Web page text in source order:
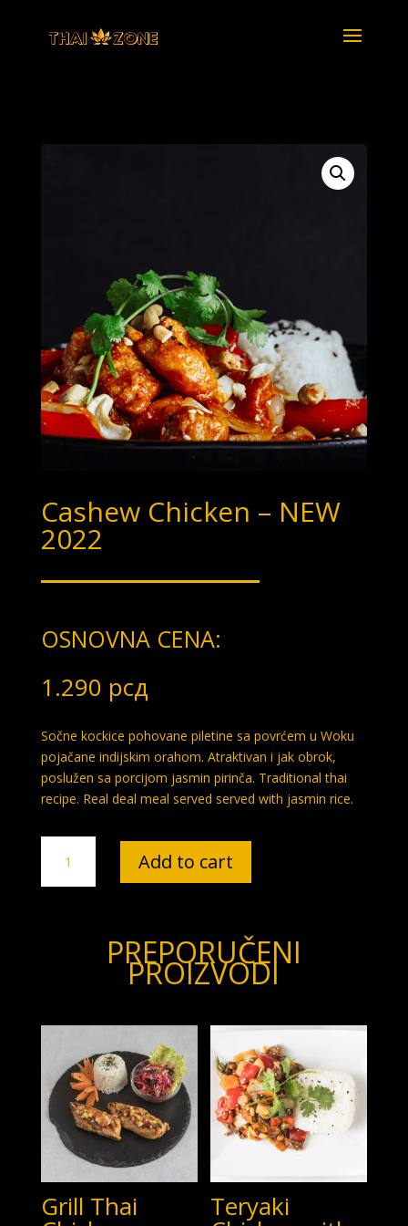
Cashew Chicken – NEW
2022
OSNOVNA CENA:
1.290 рсд
Sočne kockice pohovane piletine sa povrćem u Woku
pojačane indijskim orahom. Atraktivan i jak obrok,
poslužen sa porcijom jasmin pirinča. Traditional thai
recipe. Real deal meal served served with jasmin rice.
Chicken
-
Add to cart
PREPORUČENI
PROIZVODI
Grill Thai Teryaki